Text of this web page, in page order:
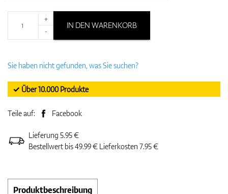
+
-
IN DEN WARENKORB
Sie haben nicht gefunden, was Sie suchen?
✓ Über 10.000 Produkte
Teile auf: Facebook
Lieferung 5.95 €
Bestellwert bis 49.99 € Lieferkosten 7.95 €
Produktbeschreibung